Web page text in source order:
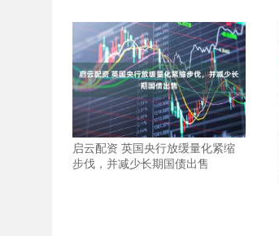
启云配资 英国央行放缓量化紧缩
步伐，并减少长期国债出售